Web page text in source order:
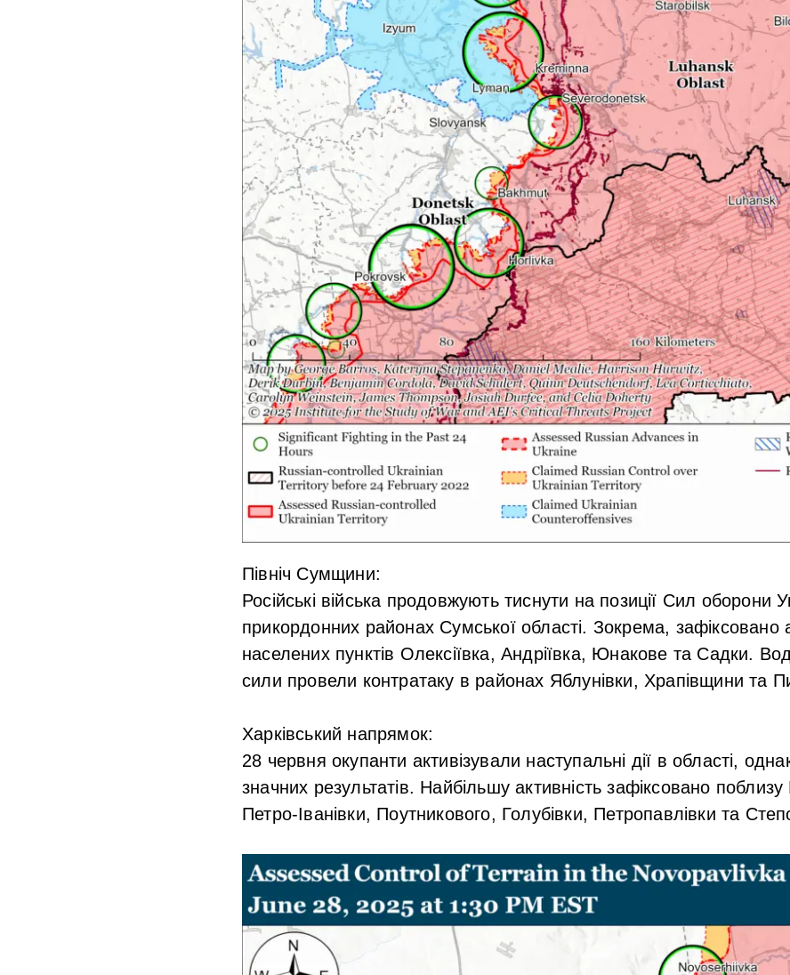
Північ Сумщини:
Російські війська продовжують тиснути на позиції Сил оборони
прикордонних районах Сумської області. Зокрема, зафіксовано
населених пунктів Олексіївка, Андріївка, Юнакове та Садки.
сили провели контратаку в районах Яблунівки, Храпівщини та
Харківський напрямок:
28 червня окупанти активізували наступальні дії в області,
значних результатів. Найбільшу активність зафіксовано поблизу
Петро-Іванівки, Поутникового, Голубівки, Петропавлівки та